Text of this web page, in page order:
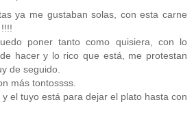
ya me gustaban solas, con esta carne
poner tanto como quisiera, con lo
hacer y lo rico que está, me protestan
de seguido.
más tontossss.
el tuyo está para dejar el plato hasta con